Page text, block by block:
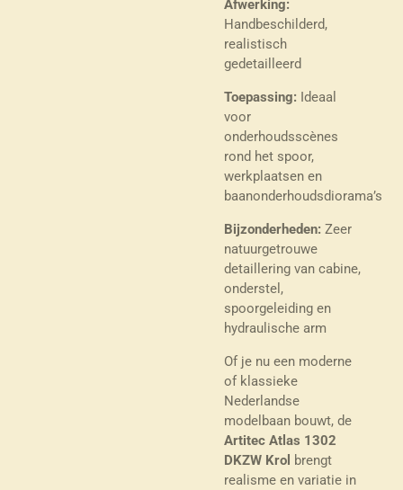
Afwerking:
Handbeschilderd,
realistisch
gedetailleerd
Toepassing: Ideaal
voor
onderhoudsscènes
rond het spoor,
werkplaatsen en
baanonderhoudsdiorama’s
Bijzonderheden: Zeer
natuurgetrouwe
detaillering van cabine,
onderstel,
spoorgeleiding en
hydraulische arm
Of je nu een moderne
of klassieke
Nederlandse
modelbaan bouwt, de
Artitec Atlas 1302
DKZW Krol brengt
realisme en variatie in